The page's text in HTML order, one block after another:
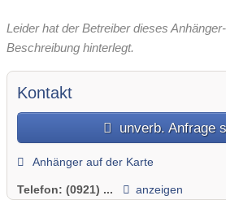
Leider hat der Betreiber dieses
Beschreibung hinterlegt.
Kontakt
unverb. Anfrage
Anhänger auf der Karte
Telefon: (0921) ... anzeigen